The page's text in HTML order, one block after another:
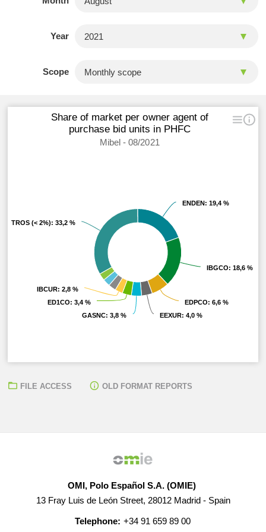
Year
Scope
Share of market per owner agent of
purchase bid units in PHFC
Mibel - 08/2021
ENDEN: 19,4 %
ENDEN: 19,4 %
IBGCO: 18,6 %
IBGCO: 18,6 %
EDPCO: 6,6 %
EDPCO: 6,6 %
EEXUR: 4,0 %
EEXUR: 4,0 %
GASNC: 3,8 %
GASNC: 3,8 %
ED1CO: 3,4 %
ED1CO: 3,4 %
IBCUR: 2,8 %
IBCUR: 2,8 %
OTROS (< 2%): 33,2 %
OTROS (< 2%): 33,2 %
FILE ACCESS OLD FORMAT REPORTS
OMI, Polo Español S.A. (OMIE)
13 Fray Luis de León Street, 28012 Madrid - Spain
Telephone: +34 91 659 89 00